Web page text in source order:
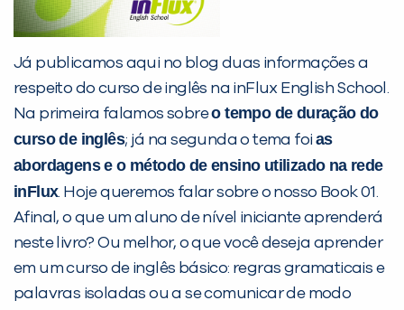
Já publicamos aqui no blog duas informações a
respeito do curso de inglês na inFlux English School.
Na primeira falamos sobreo tempo de duração do
curso de inglês; já na segunda o tema foi as
abordagens e o método de ensino utilizado na rede
inFlux. Hoje queremos falar sobre o nosso Book 01.
Afinal, o que um aluno de nível iniciante aprenderá
neste livro? Ou melhor, o que você deseja aprender
em um curso de inglês básico: regras gramaticais e
palavras isoladas ou a se comunicar de modo
você digitou.
Preencha com seus dados abaixo e
já vamos te colocar em contato
com a: